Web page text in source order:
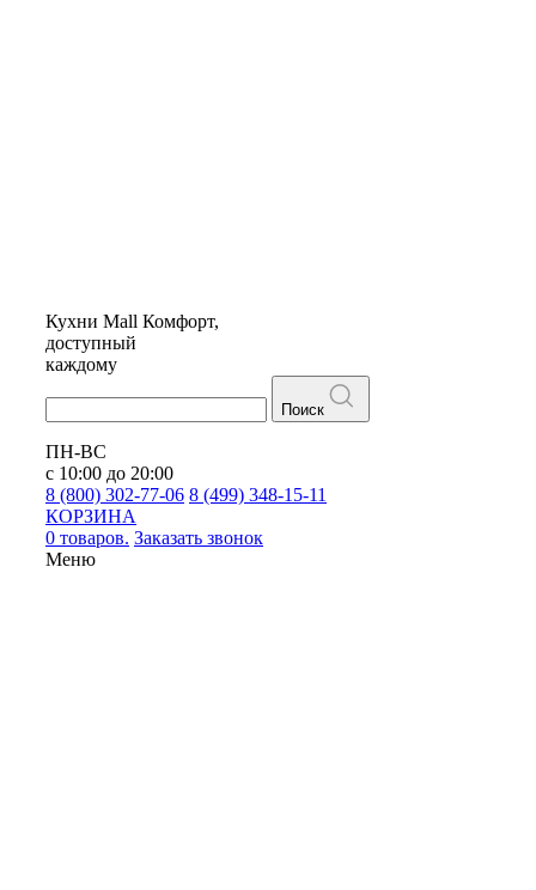
Кухни Mall Комфорт,
доступный
каждому
Поиск
ПН-ВС
с 10:00 до 20:00
8 (800) 302-77-06 8 (499) 348-15-11
КОРЗИНА
0 товаров. Заказать звонок
Меню